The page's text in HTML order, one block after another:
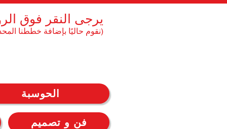
يرجى النقر فوق
(نقوم حاليًا بإضافة خططنا
الحوسبة
فن و تصميم